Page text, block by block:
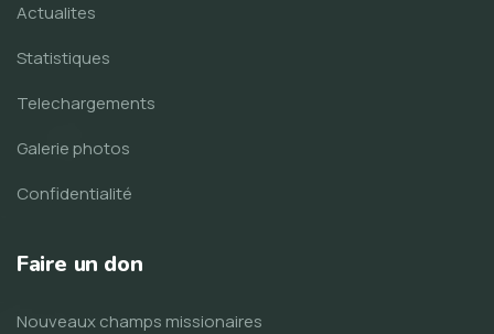
Actualites
Statistiques
Telechargements
Galerie photos
Confidentialité
Faire un don
Nouveaux champs missionaires